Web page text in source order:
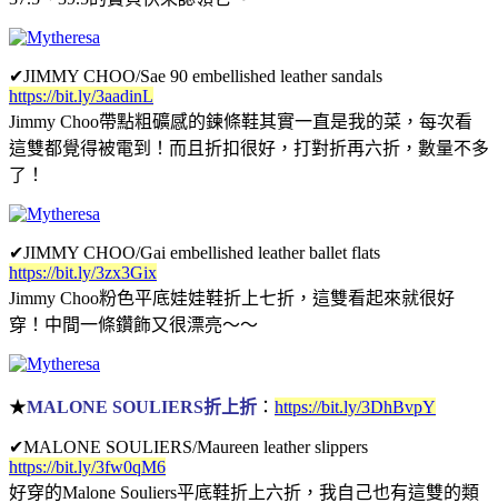
✔JIMMY CHOO/Sae 90 embellished leather sandals
https://bit.ly/3aadinL
Jimmy Choo帶點粗礦感的鍊條鞋其實一直是我的菜，每次看
這雙都覺得被電到！而且折扣很好，打對折再六折，數量不多
了！
✔JIMMY CHOO/Gai embellished leather ballet flats
https://bit.ly/3zx3Gix
Jimmy Choo粉色平底娃娃鞋折上七折，這雙看起來就很好
穿！中間一條鑽飾又很漂亮～～
★MALONE SOULIERS折上折 ： https://bit.ly/3DhBvpY
✔MALONE SOULIERS/Maureen leather slippers
https://bit.ly/3fw0qM6
好穿的Malone Souliers平底鞋折上六折，我自己也有這雙的類